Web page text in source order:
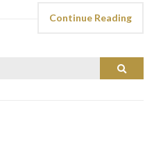
Continue Reading
Search